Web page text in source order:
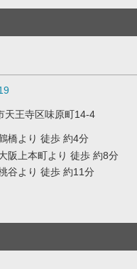
天王寺区味原町14-4
橋より 徒歩 約4分
阪上本町より 徒歩 約8分
谷より 徒歩 約11分